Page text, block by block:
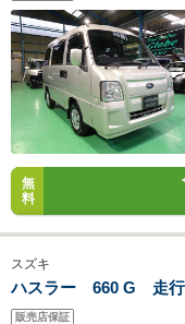
無
料
スズキ
ハスラー 660 G 走行
販売店保証